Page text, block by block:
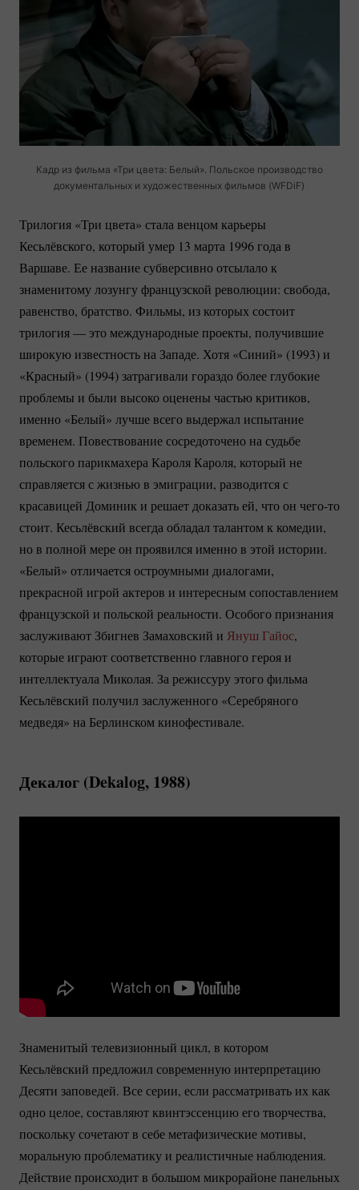
Кадр из фильма «Три цвета: Белый». Польское производство
документальных и художественных фильмов (WFDiF)
Трилогия «Три цвета» стала венцом карьеры
Кесьлёвского, который умер 13 марта 1996 года в
Варшаве. Ее название субверсивно отсылало к
знаменитому лозунгу французской революции: свобода,
равенство, братство. Фильмы, из которых состоит
трилогия — это международные проекты, получившие
широкую известность на Западе. Хотя «Синий» (1993) и
«Красный» (1994) затрагивали гораздо более глубокие
проблемы и были высоко оценены частью критиков,
именно «Белый» лучше всего выдержал испытание
временем. Повествование сосредоточено на судьбе
польского парикмахера Кароля Кароля, который не
справляется с жизнью в эмиграции, разводится с
красавицей Доминик и решает доказать ей, что он чего-то
стоит. Кесьлёвский всегда обладал талантом к комедии,
но в полной мере он проявился именно в этой истории.
«Белый» отличается остроумными диалогами,
прекрасной игрой актеров и интересным сопоставлением
французской и польской реальности. Особого признания
заслуживают Збигнев Замаховский и Януш Гайос,
которые играют соответственно главного героя и
интеллектуала Миколая. За режиссуру этого фильма
Кесьлёвский получил заслуженного «Серебряного
медведя» на Берлинском кинофестивале.
Декалог (Dekalog, 1988)
Знаменитый телевизионный цикл, в котором
Кесьлёвский предложил современную интерпретацию
Десяти заповедей. Все серии, если рассматривать их как
одно целое, составляют квинтэссенцию его творчества,
поскольку сочетают в себе метафизические мотивы,
моральную проблематику и реалистичные наблюдения.
Действие происходит в большом микрорайоне панельных